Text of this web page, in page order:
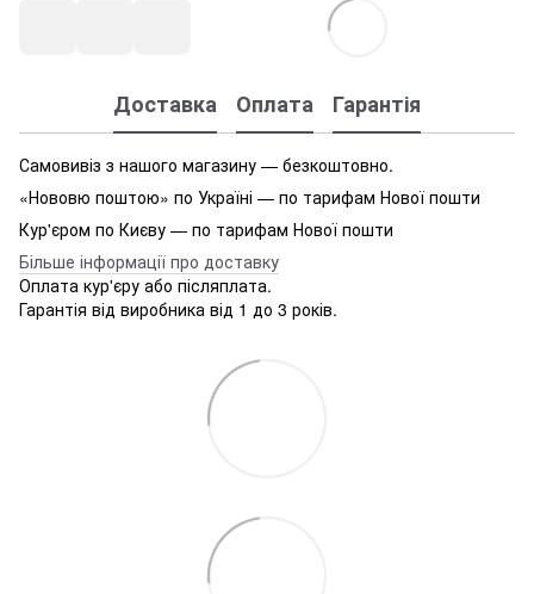
Доставка Оплата Гарантія
Самовивіз з нашого магазину — безкоштовно.
«Нововю поштою» по Україні — по тарифам Нової пошти
Кур'єром по Києву — по тарифам Нової пошти
Більше інформації про доставку
Оплата кур'єру або післяплата.
Гарантія від виробника від 1 до 3 років.